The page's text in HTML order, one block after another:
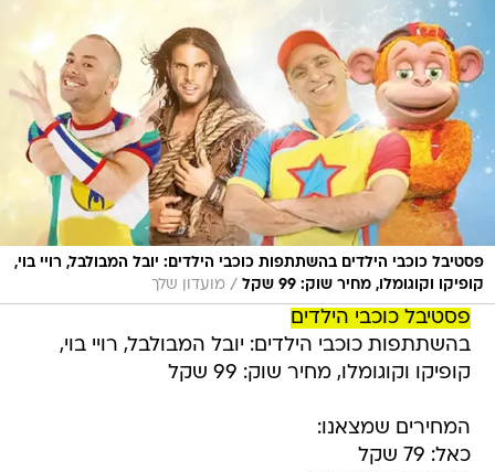
פסטיבל כוכבי הילדים בהשתתפות כוכבי הילדים: יובל המבולבל, רויי בוי,
קופיקו וקוגומלו, מחיר שוק: 99 שקל
/ מועדון שלך
פסטיבל כוכבי הילדים
בהשתתפות כוכבי הילדים: יובל המבולבל, רויי בוי,
קופיקו וקוגומלו, מחיר שוק: 99 שקל
המחירים שמצאנו:
כאל: 79 שקל